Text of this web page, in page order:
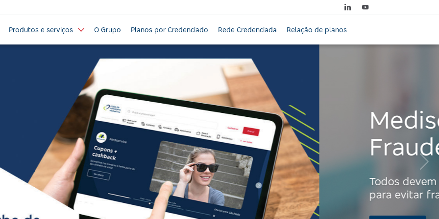
Produtos e serviços O Grupo Planos por Credenciado Rede Credenciada Relação de planos
a
a cartilha com dicas
Próximo: